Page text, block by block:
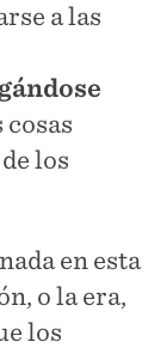
a las
los
en esta
o la era,
los